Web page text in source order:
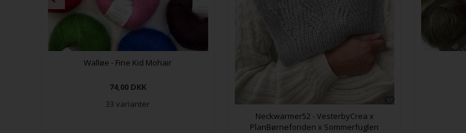
Walløe - Fine Kid Mohair
74,00 DKK
33 varianter
Neckwarmer52 - VesterbyCrea x
PlanBørnefonden x Sommerfuglen